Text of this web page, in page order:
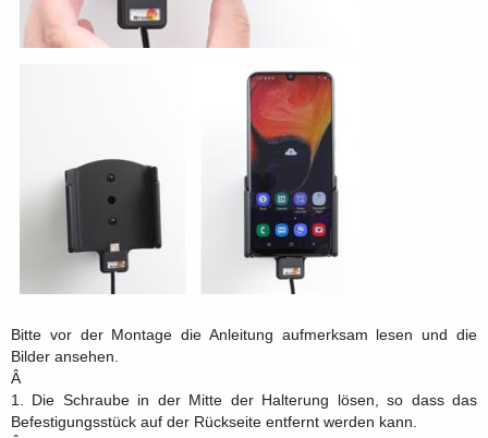
Bitte vor der Montage die Anleitung aufmerksam lesen und die
Bilder ansehen.
Â
1. Die Schraube in der Mitte der Halterung lösen, so dass das
Befestigungsstück auf der Rückseite entfernt werden kann.